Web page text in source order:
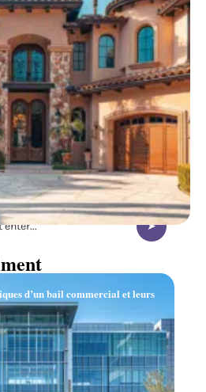
d’un bail commercial et leurs